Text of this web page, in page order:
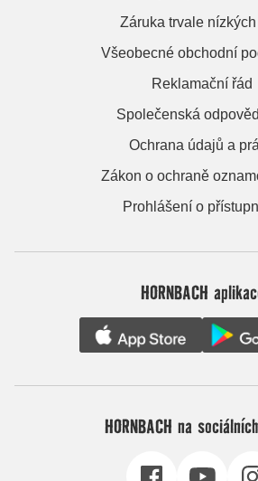
Záruka trvale
Všeobecné obchodní
Reklamační řád
Společenská
Ochrana údajů a
Zákon o ochraně
Prohlášení o
HORNBACH
HORNBACH na